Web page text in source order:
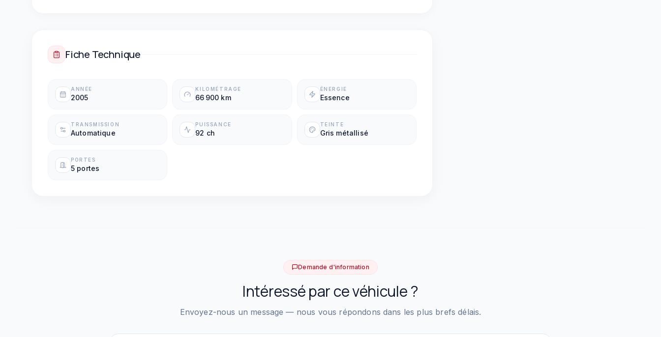
Fiche Technique
ANNÉE
2005
KILOMÉTRAGE
66 900 km
ÉNERGIE
Essence
TRANSMISSION
Automatique
PUISSANCE
92 ch
TEINTE
Gris métallisé
PORTES
5 portes
Demande d'information
Intéressé par ce véhicule ?
Envoyez-nous un message — nous vous répondons dans les plus brefs délais.